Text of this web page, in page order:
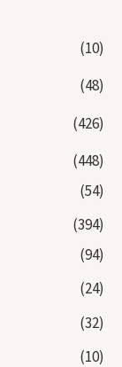
(10)
(48)
(426)
(448)
(54)
(394)
(94)
(24)
(32)
(10)